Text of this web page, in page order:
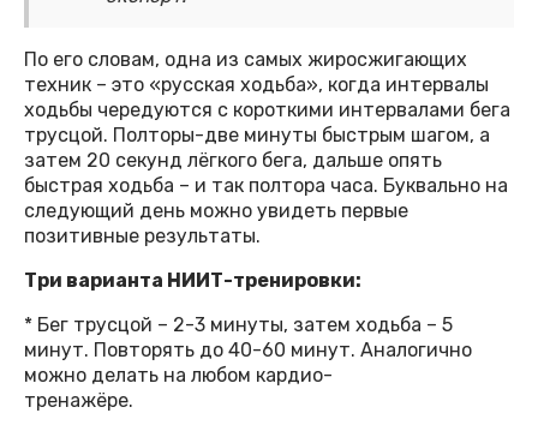
По его словам, одна из самых жиросжигающих
техник – это «русская ходьба», когда интервалы
ходьбы чередуются с короткими интервалами бега
трусцой. Полторы-две минуты быстрым шагом, а
затем 20 секунд лёгкого бега, дальше опять
быстрая ходьба – и так полтора часа. Буквально на
следующий день можно увидеть первые
позитивные результаты.
Три варианта НИИТ-тренировки:
* Бег трусцой – 2-3 минуты, затем ходьба – 5
минут. Повторять до 40-60 минут. Аналогично
можно делать на любом кардио-
тренажёре.